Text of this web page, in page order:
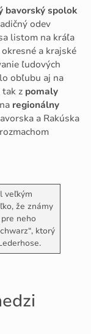
bavorský spolok
odev
listom na kráľa
a krajské
ľudových
obľubu aj na
tak z pomaly
regionálny
a Rakúska
veľkým
že známy
neho
ktorý